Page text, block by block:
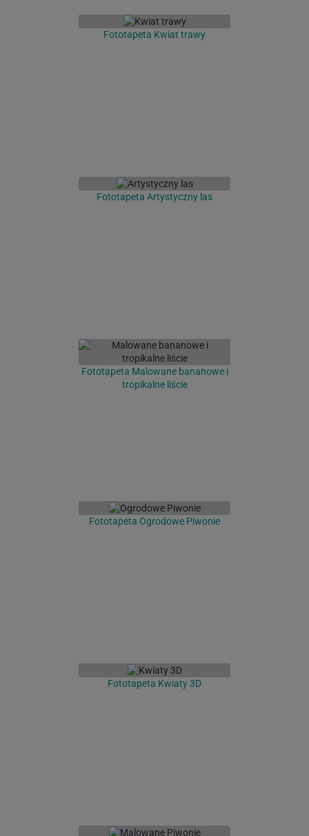
Fototapeta Kwiat trawy
Fototapeta Artystyczny las
Fototapeta Malowane bananowe i
tropikalne liście
Fototapeta Ogrodowe Piwonie
Fototapeta Kwiaty 3D